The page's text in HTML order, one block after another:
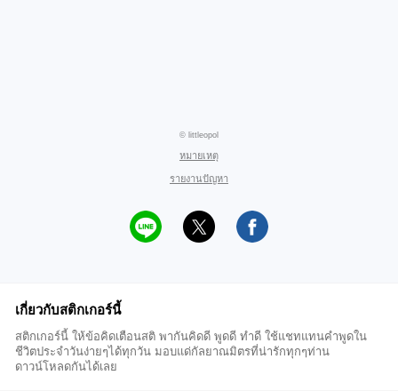
© littleopol
หมายเหตุ
รายงานปัญหา
เกี่ยวกับสติกเกอร์นี้
สติกเกอร์นี้ ให้ข้อคิดเตือนสติ พากันคิดดี พูดดี ทำดี ใช้แชทแทนคำพูดใน
ชีวิตประจำวันง่ายๆได้ทุกวัน มอบแด่กัลยาณมิตรที่น่ารักทุกๆท่าน
ดาวน์โหลดกันได้เลย